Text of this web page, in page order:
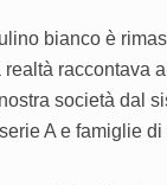
bianco è
raccontava
società dal
A e famiglie di